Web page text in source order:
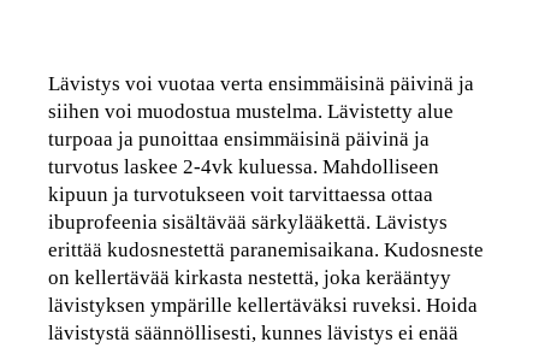
Lävistys voi vuotaa verta ensimmäisinä päivinä ja
siihen voi muodostua mustelma. Lävistetty alue
turpoaa ja punoittaa ensimmäisinä päivinä ja
turvotus laskee 2-4vk kuluessa. Mahdolliseen
kipuun ja turvotukseen voit tarvittaessa ottaa
ibuprofeenia sisältävää särkylääkettä. Lävistys
erittää kudosnestettä paranemisaikana. Kudosneste
on kellertävää kirkasta nestettä, joka kerääntyy
lävistyksen ympärille kellertäväksi ruveksi. Hoida
lävistystä säännöllisesti, kunnes lävistys ei enää